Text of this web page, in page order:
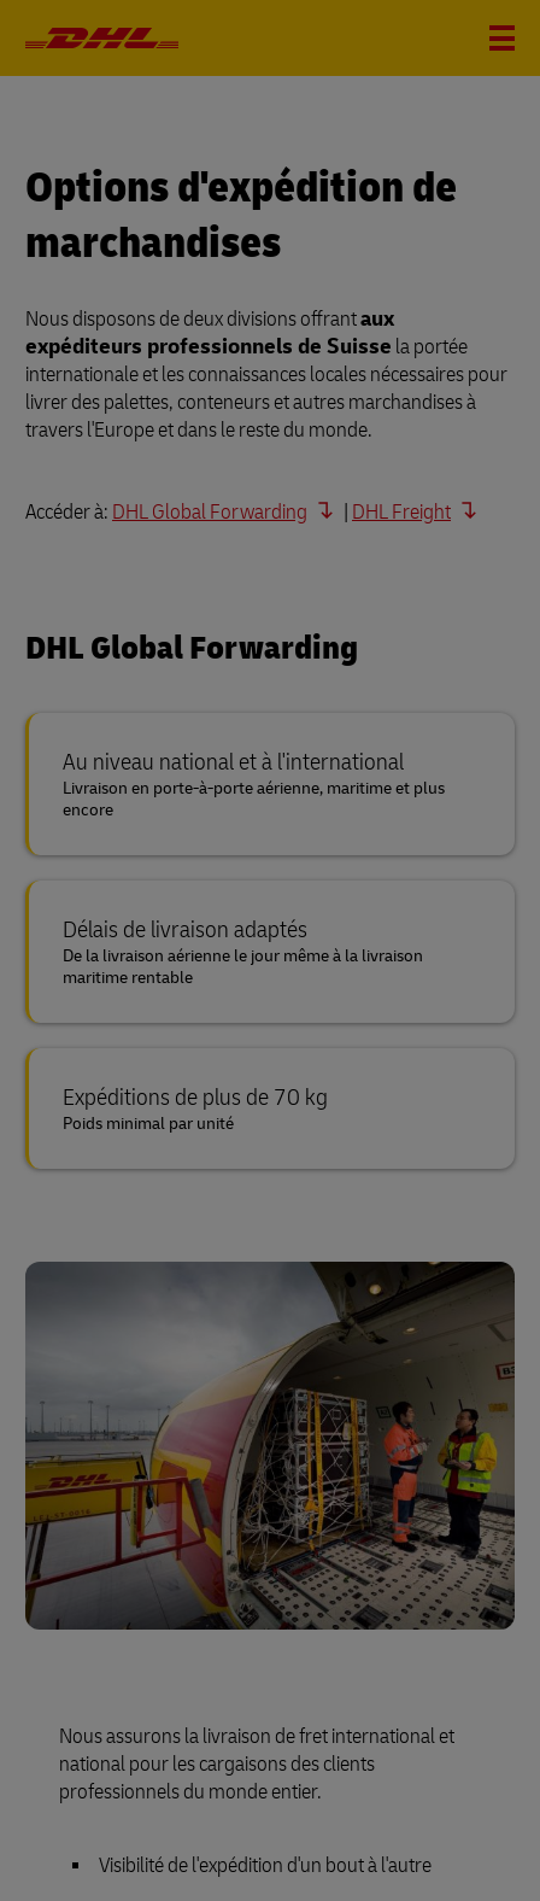
Options d'expédition de
marchandises
Nous disposons de deux divisions offrantaux
expéditeurs professionnels de Suisse la portée
internationale et les connaissances locales nécessaires pour
livrer des palettes, conteneurs et autres marchandises à
travers l'Europe et dans le reste du monde.
Accéder à: DHL Global Forwarding | DHL Freight
DHL Global Forwarding
Au niveau national et à l'international
Livraison en porte-à-porte aérienne, maritime et plus
encore
Délais de livraison adaptés
De la livraison aérienne le jour même à la livraison
maritime rentable
Expéditions de plus de 70 kg
Poids minimal par unité
Nous assurons la livraison de fret international et
national pour les cargaisons des clients
professionnels du monde entier.
Visibilité de l'expédition d'un bout à l'autre